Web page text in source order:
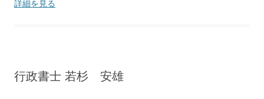
詳細を見る
行政書士 若杉 安雄